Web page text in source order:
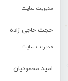
مدیریت سایت
حجت حاجی زاده
مدیریت سایت
امید محمودیان